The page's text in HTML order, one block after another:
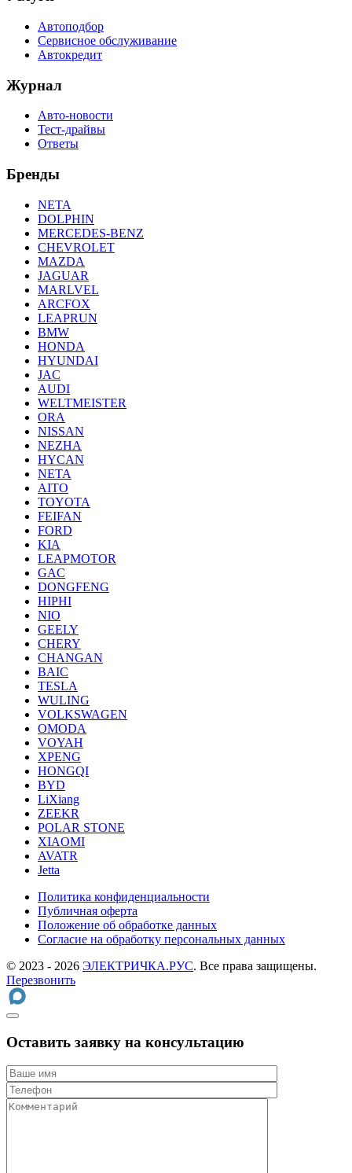
Автоподбор
Сервисное обслуживание
Автокредит
Журнал
Авто-новости
Тест-драйвы
Ответы
Бренды
NETA
DOLPHIN
MERCEDES-BENZ
CHEVROLET
MAZDA
JAGUAR
MARLVEL
ARCFOX
LEAPRUN
BMW
HONDA
HYUNDAI
JAC
AUDI
WELTMEISTER
ORA
NISSAN
NEZHA
HYCAN
NETA
AITO
TOYOTA
FEIFAN
FORD
KIA
LEAPMOTOR
GAC
DONGFENG
HIPHI
NIO
GEELY
CHERY
CHANGAN
BAIC
TESLA
WULING
VOLKSWAGEN
OMODA
VOYAH
XPENG
HONGQI
BYD
LiXiang
ZEEKR
POLAR STONE
XIAOMI
AVATR
Jetta
Политика конфиденциальности
Публичная оферта
Положение об обработке данных
Cогласие на обработку персональных данных
© 2023 - 2026 ЭЛЕКТРИЧКА.РУС. Все права защищены.
Перезвонить
Оставить заявку на консультацию